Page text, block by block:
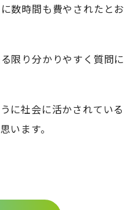
数時間も費やされたとお
限り分かりやすく質問に
に社会に活かされている
います。